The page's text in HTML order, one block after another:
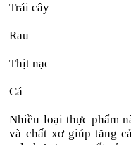
Trái cây
Rau
Thịt nạc
Cá
Nhiều loại thực phẩm
và chất xơ giúp tăng